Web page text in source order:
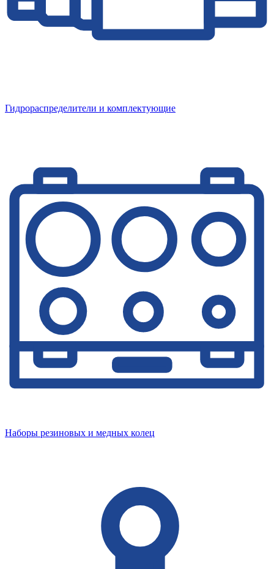
Гидрораспределители и комплектующие
Наборы резиновых и медных колец